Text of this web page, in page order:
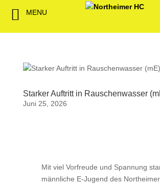
Starker Auftritt in Rauschenwasser
Juni 25, 2026
Mit viel Vorfreude und Spannung
männliche E-Jugend des
MENU
Back
Jugend
Spielbetrieb
Back
Sponsor werden
Spieltagssponsoren
Hallenheft
Back
Fan-Artikel
Back
Organisatorisches
FWD
Kooperationen